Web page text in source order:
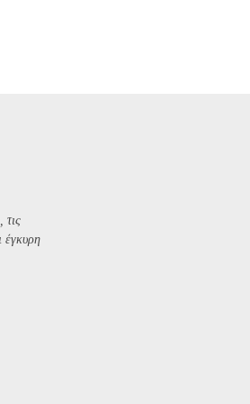
τις
έγκυρη